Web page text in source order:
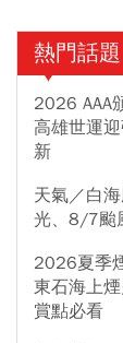
熱門話題
2026 AAA
高雄世運
新
天氣／白
光、8/7颱
2026夏季
東石海上
賞點必看